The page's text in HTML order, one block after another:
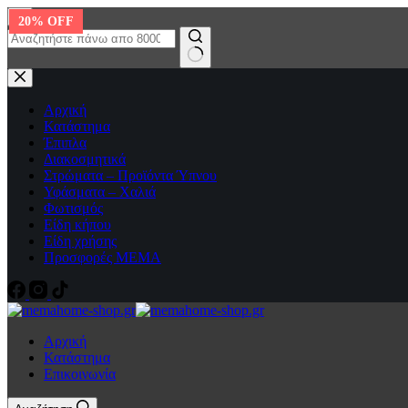
Μετάβαση
στο
περιεχόμενο
No
results
Αρχική
Κατάστημα
Έπιπλα
Διακοσμητικά
Στρώματα – Προϊόντα Ύπνου
Υφάσματα – Χαλιά
Φωτισμός
Είδη κήπου
Είδη χρήσης
Προσφορές ΜΕΜΑ
Αρχική
Κατάστημα
Επικοινωνία
20% OFF
20% OFF